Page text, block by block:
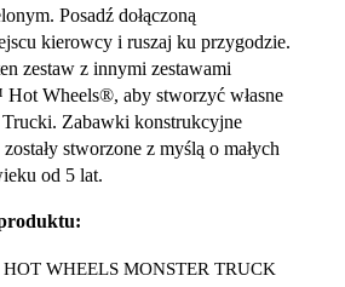
Posadź dołączoną
kierowcy i ruszaj ku przygodzie.
zestaw z innymi zestawami
Wheels®, aby stworzyć własne
Zabawki konstrukcyjne
stworzone z myślą o małych
od 5 lat.
HOT WHEELS MONSTER TRUCK